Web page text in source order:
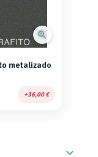
zoom_in
metalizado
36,00 €
expand_more